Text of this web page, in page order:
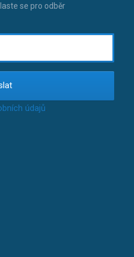
se pro odběr
údajů